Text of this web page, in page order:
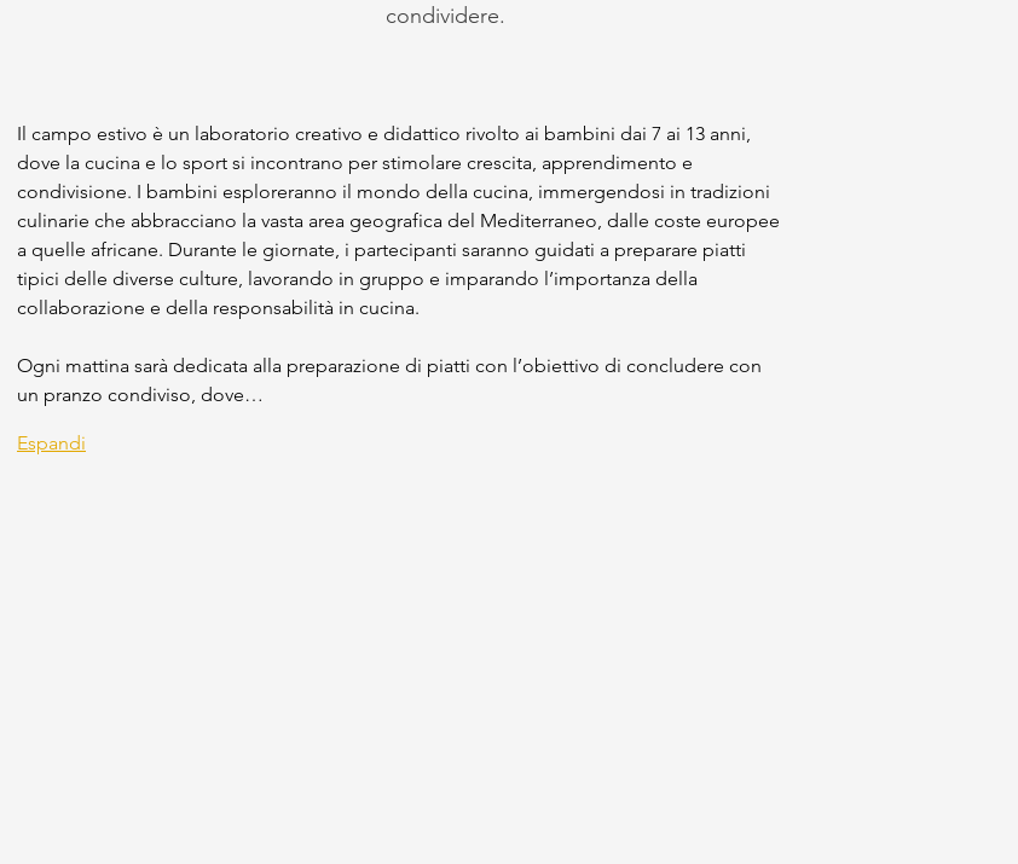
condividere.
Il campo estivo è un laboratorio creativo e didattico rivolto ai bambini dai 7 ai 13 anni,
dove la cucina e lo sport si incontrano per stimolare crescita, apprendimento e
condivisione. I bambini esploreranno il mondo della cucina, immergendosi in tradizioni
culinarie che abbracciano la vasta area geografica del Mediterraneo, dalle coste europee
a quelle africane. Durante le giornate, i partecipanti saranno guidati a preparare piatti
tipici delle diverse culture, lavorando in gruppo e imparando l’importanza della
collaborazione e della responsabilità in cucina.
Ogni mattina sarà dedicata alla preparazione di piatti con l’obiettivo di concludere con
un pranzo condiviso, dove…
Espandi